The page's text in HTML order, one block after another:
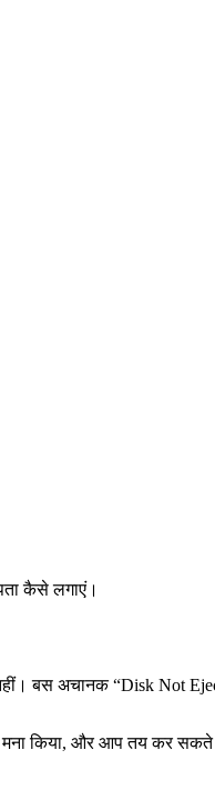
कैसे लगाएं।
बस अचानक “Disk Not
किया, और आप तय कर सकते